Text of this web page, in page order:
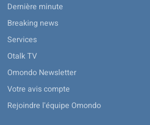
Dernière minute
Breaking news
Services
Otalk TV
Omondo Newsletter
Votre avis compte
Rejoindre l'équipe Omondo